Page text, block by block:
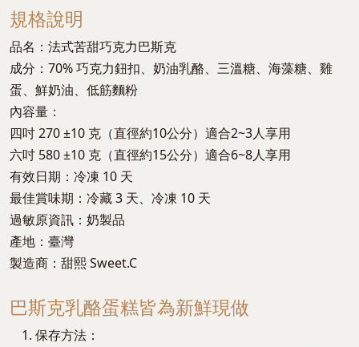
規格說明
品名：法式苦甜巧克力巴斯克
成分：70% 巧克力鈕扣、奶油乳酪、三溫糖、海藻糖、雞
蛋、鮮奶油、低筋麵粉
內容量：
四吋 270 ±10 克（直徑約10公分）適合2~3人享用
六吋 580 ±10 克（直徑約15公分）適合6~8人享用
有效日期：冷凍 10 天
最佳賞味期：冷藏 3 天、冷凍 10 天
過敏原資訊：奶製品
產地：臺灣
製造商：甜熙 Sweet.C
巴斯克乳酪蛋糕皆為新鮮現做
保存方法：